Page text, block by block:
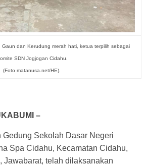
Gaun dan Kerudung merah hati, ketua terpilih sebagai
SDN Jogjogan Cidahu.
(Foto matanusa.net/HE).
–
Gedung Sekolah Dasar Negeri
Spa Cidahu, Kecamatan Cidahu,
Jawabarat, telah dilaksanakan